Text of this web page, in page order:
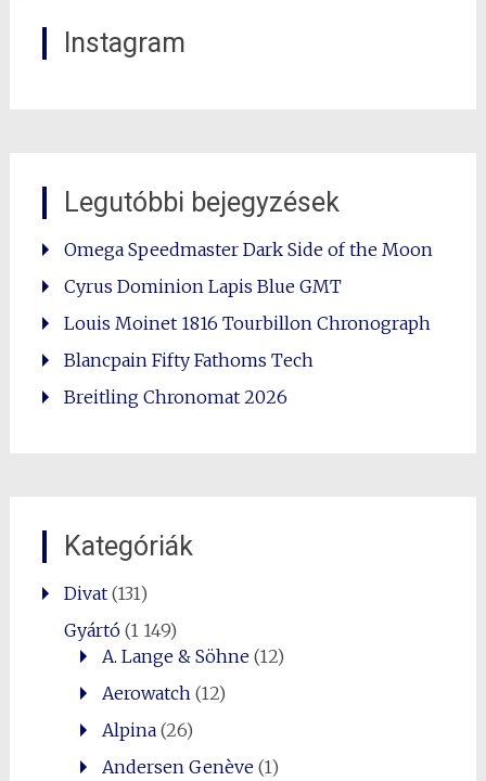
Instagram
Legutóbbi bejegyzések
Omega Speedmaster Dark Side of the Moon
Cyrus Dominion Lapis Blue GMT
Louis Moinet 1816 Tourbillon Chronograph
Blancpain Fifty Fathoms Tech
Breitling Chronomat 2026
Kategóriák
Divat(131)
Gyártó(1 149)
A. Lange & Söhne(12)
Aerowatch (12)
Alpina(26)
Andersen Genève(1)